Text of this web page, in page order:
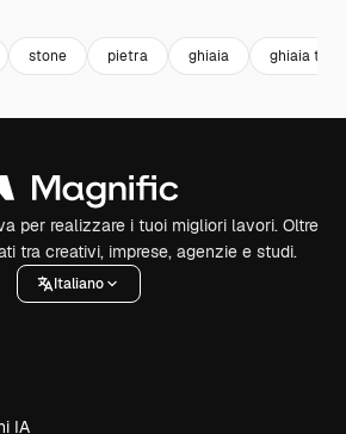
stone pietra ghiaia ghiaia
per realizzare i tuoi migliori lavori. Oltre
tra creativi, imprese, agenzie e studi.
Italiano
IA